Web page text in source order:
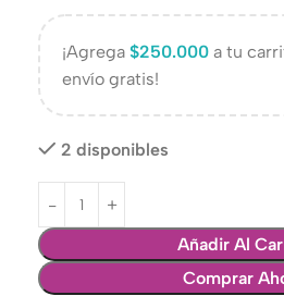
¡Agrega $250.000 a tu
envío gratis!
2 disponibles
Añadir Al
Comprar